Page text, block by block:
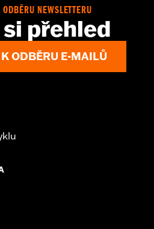
NEWSLETTERU
přehled
ODBĚRU E-MAILŮ